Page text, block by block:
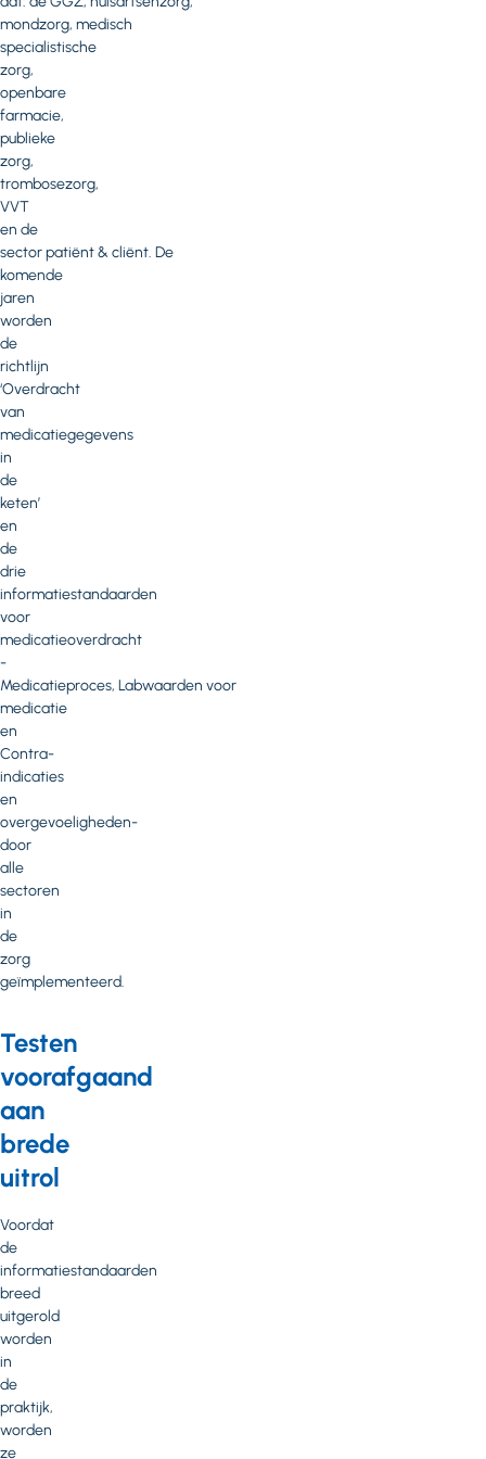
mondzorg, medisch
specialistische
zorg,
openbare
farmacie,
publieke
zorg,
trombosezorg,
VVT
en de
sector patiënt & cliënt. De
komende
jaren
worden
de
richtlijn
‘Overdracht
van
medicatiegegevens
in
de
keten’
en
de
drie
informatiestandaarden
voor
medicatieoverdracht
-
Medicatieproces, Labwaarden voor
medicatie
en
Contra-
indicaties
en
overgevoeligheden-
door
alle
sectoren
in
de
zorg
geïmplementeerd.
Testen
voorafgaand
aan
brede
uitrol
Voordat
de
informatiestandaarden
breed
uitgerold
worden
in
de
praktijk,
worden
ze